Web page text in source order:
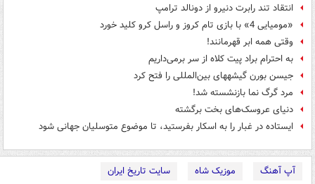
انتقاد تند رابرت دنیرو از دونالد ترامپ
«مومیایی 4» با بازی تام کروز و راسل کرو کلید خورد
وقتی همه ابر قهرمانند!
به احترام براد پیت کلاه از سر برمی‌داریم
جیسن بورن گیشه‎‎های بین‌المللی را فتح کرد
مرد گرگ نما بازنشسته شد!
دنیای عروسک‌های بخت برگشته
ایستاده در غبار را به اسکار بفرستید، تا موضوع متوسلیان جهانی شود
آپ آهنگ موزیک شاه
سایت تاریخ ایران